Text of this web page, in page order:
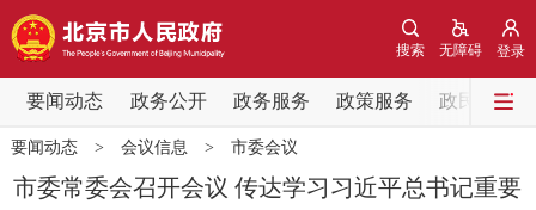
登录
无障碍
搜索
要闻动态 政务公开 政务服务 政策服务 政民互动
要闻动态
党中央精神 国务院信息
要闻动态> 会议信息 > 市委会议
市委常委会召开会议 传达学习习近平总书记重要